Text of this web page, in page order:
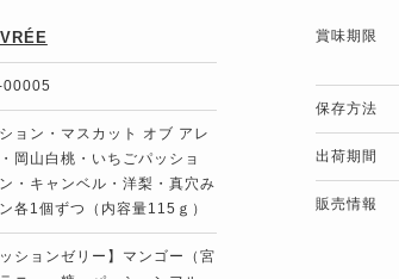
ョン・マスカット オブ アレ
岡山白桃・いちごパッショ
・キャンベル・洋梨・真穴み
各1個ずつ（内容量115ｇ）
ションゼリー】マンゴー（宮
賞味期限
保存方法
出荷期間
販売情報